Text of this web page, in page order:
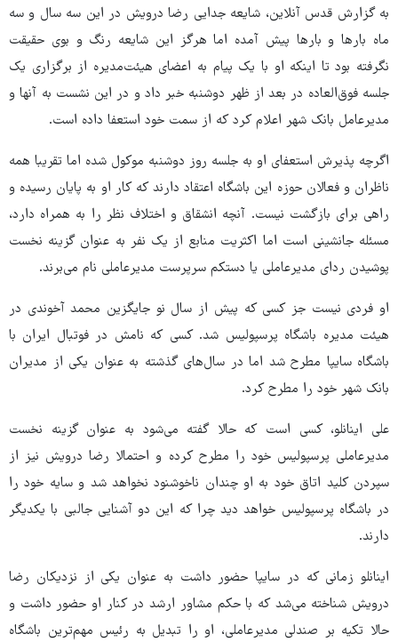
به گزارش قدس آنلاین، شایعه جدایی رضا درویش در این سه سال و سه
ماه بارها و بارها پیش آمده اما هرگز این شایعه رنگ و بوی حقیقت
نگرفته بود تا اینکه او با یک پیام به اعضای هیئت‌مدیره از برگزاری یک
جلسه فوق‌العاده در بعد از ظهر دوشنبه خبر داد و در این نشست به آنها و
مدیرعامل بانک شهر اعلام کرد که از سمت خود استعفا داده است.
اگرچه پذیرش استعفای او به جلسه روز دوشنبه موکول شده اما تقریبا همه
ناظران و فعالان حوزه این باشگاه اعتقاد دارند که کار او به پایان رسیده و
راهی برای بازگشت نیست. آنچه انشقاق و اختلاف نظر را به همراه دارد،
مسئله جانشینی است اما اکثریت منابع از یک نفر به عنوان گزینه نخست
پوشیدن ردای مدیرعاملی یا دستکم سرپرست مدیرعاملی نام می‌برند.
او فردی نیست جز کسی که پیش از سال نو جایگزین محمد آخوندی در
هیئت مدیره باشگاه پرسپولیس شد. کسی که نامش در فوتبال ایران با
باشگاه سایپا مطرح شد اما در سال‌های گذشته به عنوان یکی از مدیران
بانک شهر خود را مطرح کرد.
علی اینانلو، کسی است که حالا گفته می‌شود به عنوان گزینه نخست
مدیرعاملی پرسپولیس خود را مطرح کرده و احتمالا رضا درویش نیز از
سپردن کلید اتاق خود به او چندان ناخوشنود نخواهد شد و سایه خود را
در باشگاه پرسپولیس خواهد دید چرا که این دو آشنایی جالبی با یکدیگر
دارند.
اینانلو زمانی که در سایپا حضور داشت به عنوان یکی از نزدیکان رضا
درویش شناخته می‌شد که با حکم مشاور ارشد در کنار او حضور داشت و
حالا تکیه بر صندلی مدیرعاملی، او را تبدیل به رئیس مهم‌ترین باشگاه